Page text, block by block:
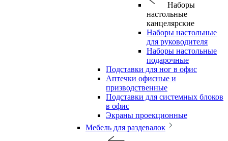
Наборы
настольные
канцелярские
Наборы настольные
для руководителя
Наборы настольные
подарочные
Подставки для ног в офис
Аптечки офисные и
призводственные
Подставки для системных блоков
в офис
Экраны проекционные
Мебель для раздевалок